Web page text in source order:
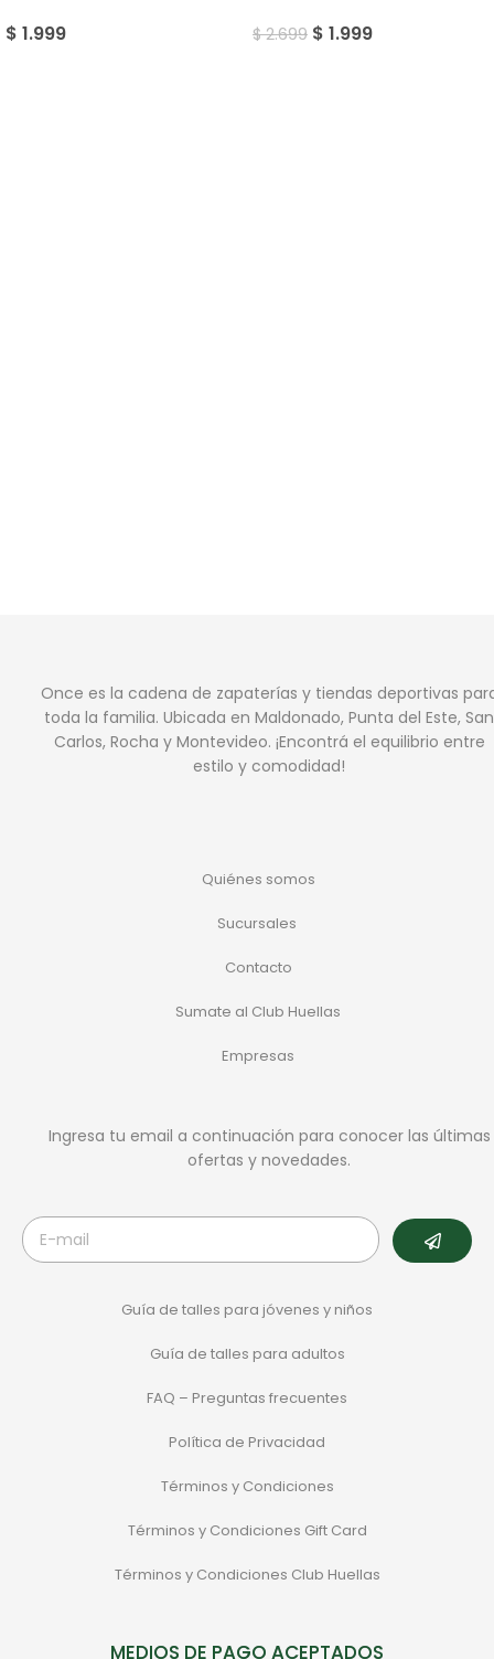
$ 1.999 $2.699 $ 1.999
Once es la cadena de zapaterías y tiendas deportivas
toda la familia. Ubicada en Maldonado, Punta del Este, San
Carlos, Rocha y Montevideo. ¡Encontrá el equilibrio entre
estilo y comodidad!
Quiénes somos
Sucursales
Contacto
Sumate al Club Huellas
Empresas
Ingresa tu email a continuación para conocer las últimas
ofertas y novedades.
Guía de talles para jóvenes y niños
Guía de talles para adultos
FAQ – Preguntas frecuentes
Política de Privacidad
Términos y Condiciones
Términos y Condiciones Gift Card
Términos y Condiciones Club Huellas
MEDIOS DE PAGO ACEPTADOS